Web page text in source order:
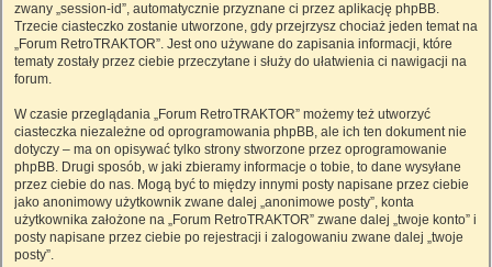
zwany „session-id”, automatycznie przyznane ci przez aplikację phpBB.
Trzecie ciasteczko zostanie utworzone, gdy przejrzysz chociaż jeden temat na
„Forum RetroTRAKTOR”. Jest ono używane do zapisania informacji, które
tematy zostały przez ciebie przeczytane i służy do ułatwienia ci nawigacji na
forum.
W czasie przeglądania „Forum RetroTRAKTOR” możemy też utworzyć
ciasteczka niezależne od oprogramowania phpBB, ale ich ten dokument nie
dotyczy – ma on opisywać tylko strony stworzone przez oprogramowanie
phpBB. Drugi sposób, w jaki zbieramy informacje o tobie, to dane wysyłane
przez ciebie do nas. Mogą być to między innymi posty napisane przez ciebie
jako anonimowy użytkownik zwane dalej „anonimowe posty”, konta
użytkownika założone na „Forum RetroTRAKTOR” zwane dalej „twoje konto” i
posty napisane przez ciebie po rejestracji i zalogowaniu zwane dalej „twoje
posty”.